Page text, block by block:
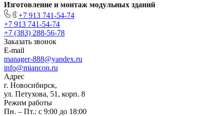
Изготовление и монтаж модульных зданий
+7 913 741-54-74
+7 913 741-54-74
+7 (383) 288-56-78
Заказать звонок
E-mail
manager-888@yandex.ru
info@miancon.ru
Адрес
г. Новосибирск,
ул. Петухова, 51, корп. 8
Режим работы
Пн. – Пт.: с 9:00 до 18:00